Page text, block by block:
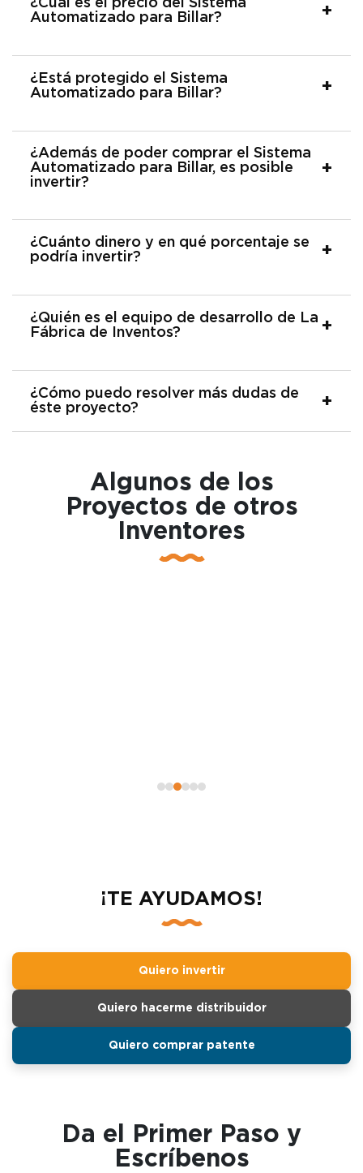
¿Cuál es el precio del Sistema
Automatizado para Billar?
¿Está protegido el Sistema
Automatizado para Billar?
¿Además de poder comprar el Sistema
Automatizado para Billar, es posible
invertir?
¿Cuánto dinero y en qué porcentaje se
podría invertir?
¿Quién es el equipo de desarrollo de La
Fábrica de Inventos?
¿Cómo puedo resolver más dudas de
éste proyecto?
Algunos de los
Proyectos de otros
Inventores
¡TE AYUDAMOS!
Quiero invertir
Quiero hacerme distribuidor
Quiero comprar patente
Da el Primer Paso y
Escríbenos